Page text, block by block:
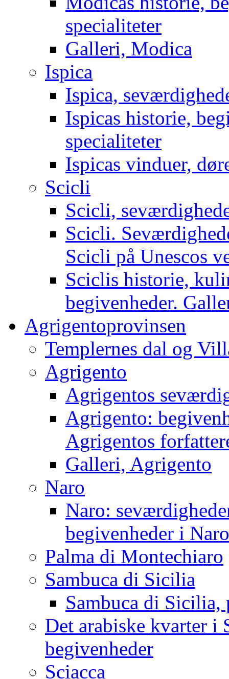
specialiteter
Galleri, Modica
Ispica
Ispica,
Ispicas historie,
specialiteter
Ispicas vinduer,
Scicli
Scicli,
Scicli.
Scicli på Unescos
Sciclis historie,
begivenheder.
Agrigentoprovinsen
Templernes dal og
Agrigento
Agrigentos
Agrigento:
Agrigentos
Galleri, Agrigento
Naro
Naro:
begivenheder i Naro
Palma di Montechiaro
Sambuca di Sicilia
Sambuca di
Det arabiske kvarter i
begivenheder
Sciacca